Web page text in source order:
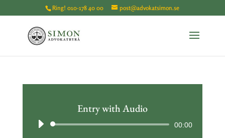
Ring!010-178 40 00 post@advokatsimon.se
Entry with Audio
Ljudspelare 00:00